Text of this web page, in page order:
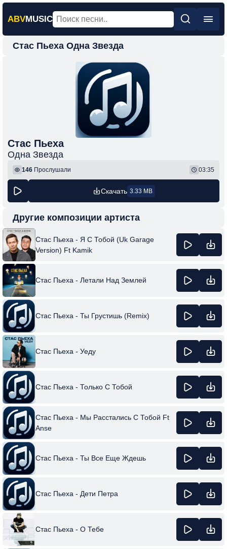
ABVMUSIC
Главная
Шансон
Фонк
Стас Пьеха Одна Звезда
Стас Пьеха
Одна Звезда
146 Прослушали 03:35
Скачать 3.33 MB
Другие композиции артиста
Стас Пьеха - Я С Тобой (Uk Garage
Version) Ft Kamik
Стас Пьеха - Летали Над Землей
Стас Пьеха - Ты Грустишь (Remix)
Стас Пьеха - Уеду
Стас Пьеха - Только С Тобой
Стас Пьеха - Мы Расстались С Тобой Ft
Anse
Стас Пьеха - Ты Все Еще Ждешь
Стас Пьеха - Дети Петра
Стас Пьеха - О Тебе